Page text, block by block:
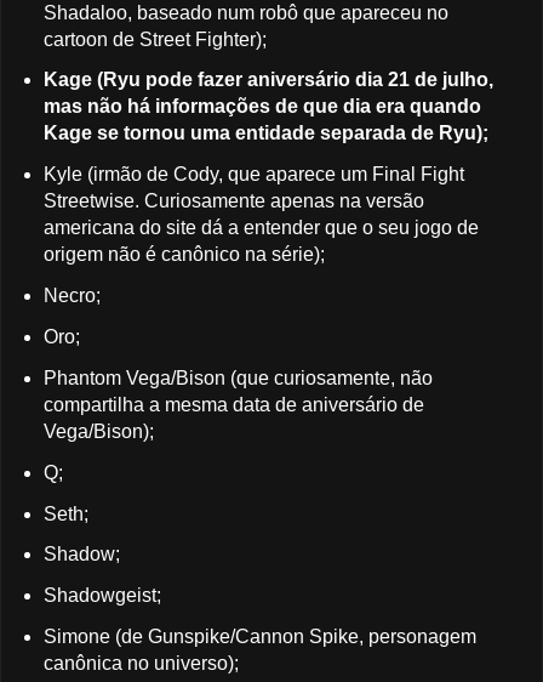
Shadaloo, baseado num robô que apareceu no
cartoon de Street Fighter);
Kage (Ryu pode fazer aniversário dia 21 de julho,
mas não há informações de que dia era quando
Kage se tornou uma entidade separada de Ryu);
Kyle (irmão de Cody, que aparece um Final Fight
Streetwise. Curiosamente apenas na versão
americana do site dá a entender que o seu jogo de
origem não é canônico na série);
Necro;
Oro;
Phantom Vega/Bison (que curiosamente, não
compartilha a mesma data de aniversário de
Vega/Bison);
Q;
Seth;
Shadow;
Shadowgeist;
Simone (de Gunspike/Cannon Spike, personagem
canônica no universo);